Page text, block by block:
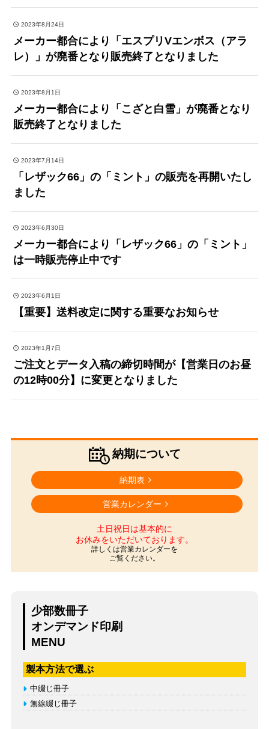
2023年8月24日
メーカー都合により「エスプリVエンボス（アラ
レ）」が廃番となり販売終了となりました
2023年8月1日
メーカー都合により「こざと白雪」が廃番となり
販売終了となりました
2023年7月14日
「レザック66」の「ミント」の販売を再開いたし
ました
2023年6月30日
メーカー都合により「レザック66」の「ミント」
は一時販売停止中です
2023年6月1日
【重要】送料改定に関する重要なお知らせ
2023年1月7日
ご注文とデータ入稿の締切時間が【営業日のお昼
の12時00分】に変更となりました
納期について
納期表
営業カレンダー
土日祝日は基本的に
お休みをいただいております。
詳しくは営業カレンダーを
ご覧ください。
少部数冊子
オンデマンド印刷
MENU
製本方法で選ぶ
中綴じ冊子
無線綴じ冊子